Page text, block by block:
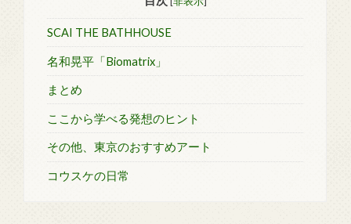
SCAI THE BATHHOUSE
名和晃平「Biomatrix」
まとめ
ここから学べる発想のヒント
その他、東京のおすすめアート
コウスケの日常